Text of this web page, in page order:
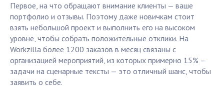
Первое, на что обращают внимание клиенты — ваше
портфолио и отзывы. Поэтому даже новичкам стоит
взять небольшой проект и выполнить его на высоком
уровне, чтобы собрать положительные отклики. На
Workzilla более 1200 заказов в месяц связаны с
организацией мероприятий, из которых примерно 15% –
задачи на сценарные тексты — это отличный шанс, чтобы
заявить о себе.